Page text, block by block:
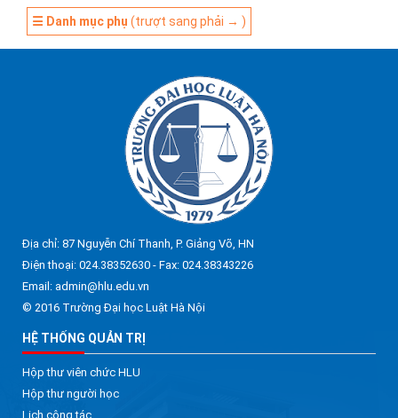
☰ Danh mục phụ (trượt sang phải → )
Địa chỉ: 87 Nguyễn Chí Thanh, P. Giảng Võ, HN
Điện thoại: 024.38352630 - Fax: 024.38343226
Email: admin@hlu.edu.vn
© 2016 Trường Đại học Luật Hà Nội
HỆ THỐNG QUẢN TRỊ
Hộp thư viên chức HLU
Hộp thư người học
Lịch công tác